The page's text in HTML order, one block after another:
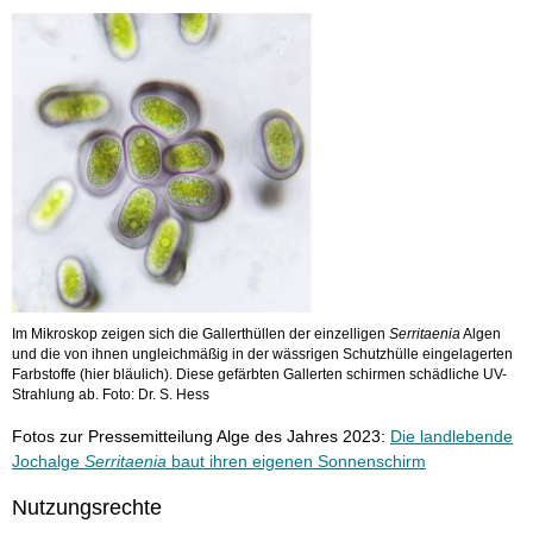
Im Mikroskop zeigen sich die Gallerthüllen der einzelligen SerritaeniaAlgen
und die von ihnen ungleichmäßig in der wässrigen Schutzhülle eingelagerten
Farbstoffe (hier bläulich). Diese gefärbten Gallerten schirmen schädliche UV-
Strahlung ab. Foto: Dr. S. Hess
Fotos zur Pressemitteilung Alge des Jahres 2023: Die landlebende
Jochalge Serritaenia baut ihren eigenen Sonnenschirm
Nutzungsrechte